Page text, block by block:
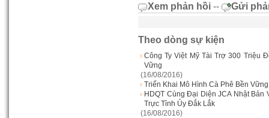
Xem phản hồi -- Gửi
Theo dòng sự kiện
Công Ty Việt Mỹ Tài Trợ 300 Triệu
Vững
(16/08/2016)
Triển Khai Mô Hình Cà Phê Bền
HDQT Cùng Đại Diện JCA Nhật
Trực Tỉnh Ủy Đắk Lắk
(16/08/2016)